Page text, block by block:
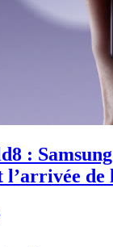
:
l’arrivée